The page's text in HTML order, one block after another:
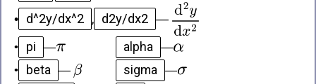
•
d^2y/dx^2 , d2y/dx2 —
• pi — alpha
—
•
beta — sigma
—